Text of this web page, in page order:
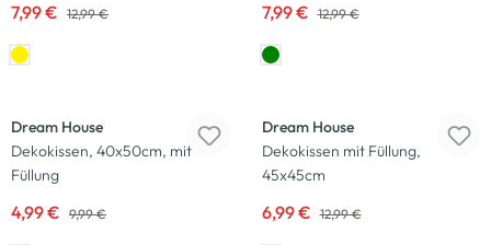
7,99 € 12,99 € 7,99 € 12,99 €
Dream House
Dekokissen, 40x50cm, mit
Füllung
4,99 € 9,99 €
Dream House
Dekokissen mit Füllung,
45x45cm
6,99 € 12,99 €